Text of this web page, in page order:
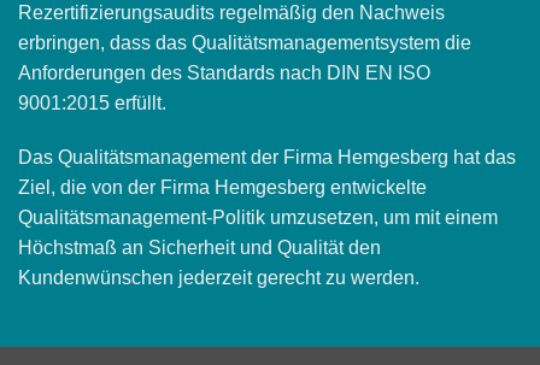
Rezertifizierungsaudits regelmäßig den Nachweis
erbringen, dass das Qualitätsmanagementsystem die
Anforderungen des Standards nach DIN EN ISO
9001:2015 erfüllt.
Das Qualitätsmanagement der Firma Hemgesberg hat das
Ziel, die von der Firma Hemgesberg entwickelte
Qualitätsmanagement-Politik umzusetzen, um mit einem
Höchstmaß an Sicherheit und Qualität den
Kundenwünschen jederzeit gerecht zu werden.